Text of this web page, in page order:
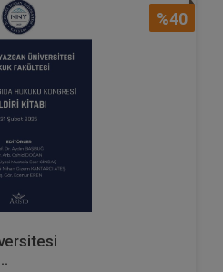
%40